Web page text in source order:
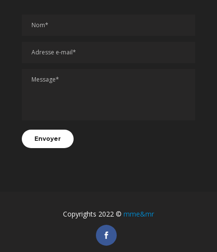
Copyrights 2022 © mme&mr